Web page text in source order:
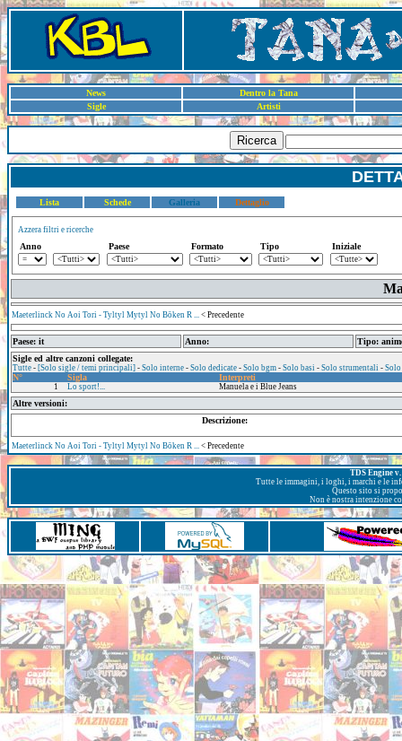
News
Dentro la Tana
Sigle
Artisti
Ricerca
Lista Schede Galleria Dettaglio
Azzera filtri e ricerche
Anno Paese Formato Tipo Iniziale
Maeterlinck No Aoi Tori - Tyltyl Mytyl No Bōken R ... < Precedente
Paese: it Anno:
Tipo:
Sigle ed altre canzoni collegate:
Tutte - [Solo sigle / temi principali] - Solo interne - Solo dedicate - Solo bgm - Solo basi - Solo strumentali - Solo
N° Sigla Interpreti
1 Lo sport!... Manuela e i Blue Jeans
Altre versioni:
Descrizione:
Maeterlinck No Aoi Tori - Tyltyl Mytyl No Bōken R ... < Precedente
TDS Engine
Tutte le immagini, i loghi, i marchi e le
Questo sito si
Non è nostra intenzione